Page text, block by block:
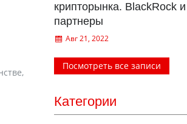
крипторынка. BlackRock и
партнеры
Авг 21, 2022
Посмотреть все записи
Категории